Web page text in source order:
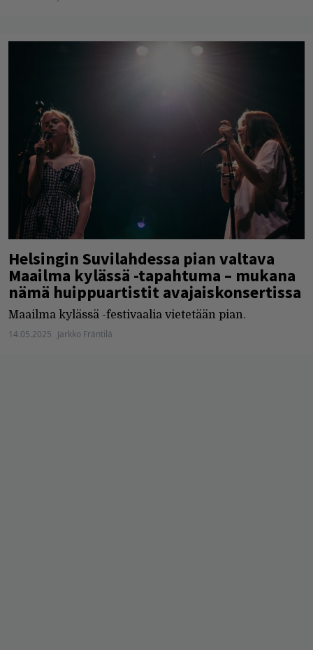
Helsingin Suvilahdessa pian valtava
Maailma kylässä -tapahtuma – mukana
nämä huippuartistit avajaiskonsertissa
Maailma kylässä -festivaalia vietetään pian.
14.05.2025 Jarkko Fräntilä